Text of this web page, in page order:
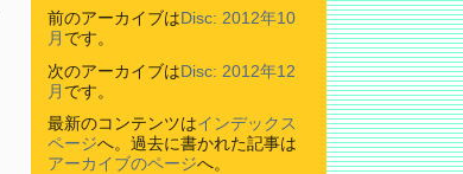
前のアーカイブは Disc: 2012年10
月 です。
次のアーカイブはDisc: 2012年12
月 です。
最新のコンテンツはインデックス
ページへ。過去に書かれた記事は
アーカイブのページへ。